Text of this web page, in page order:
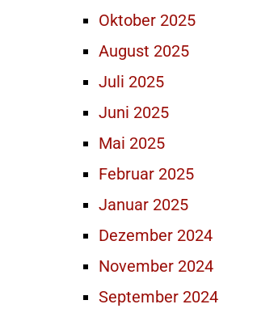
Oktober 2025
August 2025
Juli 2025
Juni 2025
Mai 2025
Februar 2025
Januar 2025
Dezember 2024
November 2024
September 2024